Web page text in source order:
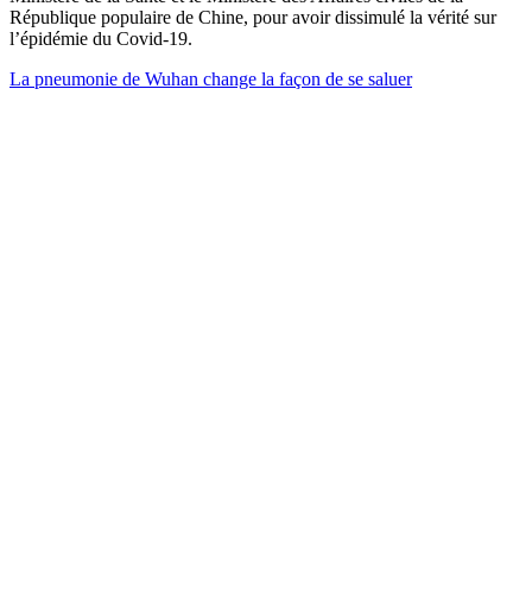
République populaire de Chine, pour avoir dissimulé la vérité sur
l’épidémie du Covid-19.
La pneumonie de Wuhan change la façon de se saluer